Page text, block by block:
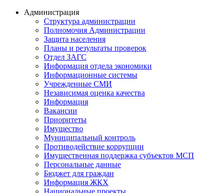
Администрация
Структура администрации
Полномочия Администрации
Защита населения
Планы и результаты проверок
Отдел ЗАГС
Информация отдела экономики
Информационные системы
Учрежденные СМИ
Независимая оценка качества
Информация
Вакансии
Приоритеты
Имущество
Муниципальный контроль
Противодействие коррупции
Имущественная поддержка субъектов МСП
Персональные данные
Бюджет для граждан
Информация ЖКХ
Национальные проекты